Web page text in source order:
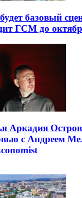
базовый
ГСМ до
Аркадия
с Андреем